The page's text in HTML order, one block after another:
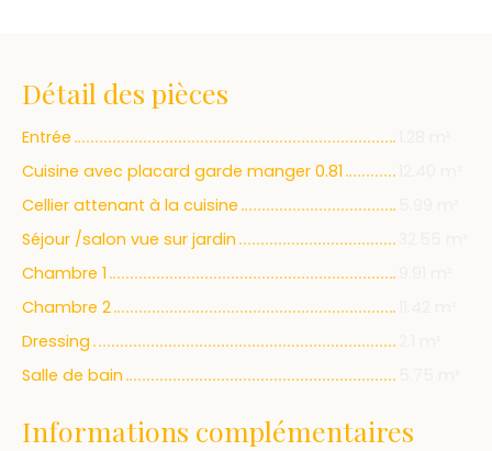
Détail des pièces
Entrée
Cuisine avec placard garde manger 0.81
Cellier attenant à la cuisine
Séjour /salon vue sur jardin
Chambre 1
Chambre 2
Dressing
Salle de bain
Informations complémentaires